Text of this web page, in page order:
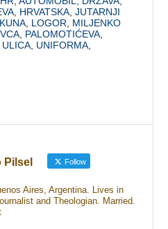
HRVATSKA ,JUTARNJI
KUNA LOGOR
MILJENKO
PALOMOTIĆEVA
ULICA UNIFORMA
Pilsel Follow
Aires, Argentina. Lives in
and Theologian. Married.